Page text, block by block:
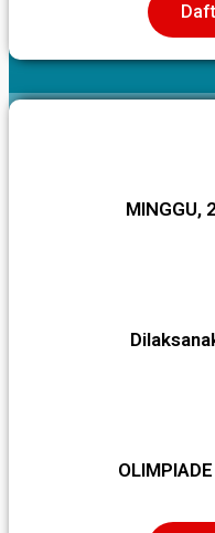
MINGGU,